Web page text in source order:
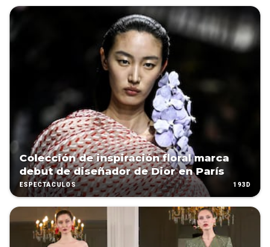
Colección de inspiración floral marca
debut de diseñador de Dior en París
ESPECTÁCULOS 193D